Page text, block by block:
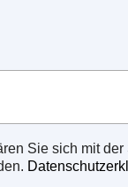
Sie sich mit